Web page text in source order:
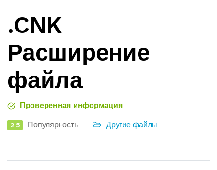
.CNK
Расширение
файла
Проверенная информация
2.5 Популярность Другие файлы